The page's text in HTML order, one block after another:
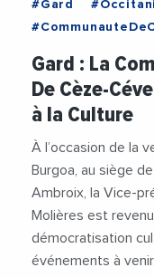
#Gard
#DRAC
Gard : La
De Cèze-
à la Culture
À l’occasion de la
Burgoa, au siège
Ambroix, la Vice-
Molières est
démocratisation
événements à